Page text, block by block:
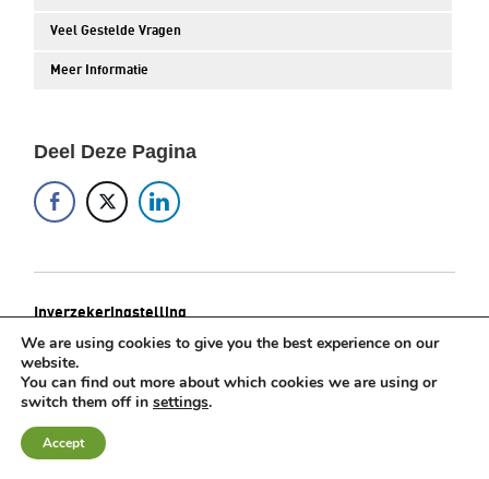
Veel Gestelde Vragen
Meer Informatie
Deel Deze Pagina
Inverzekeringstelling
Geplaatst op: 28 juli 2025
Op grond van artikel 89 Sv. hebt u alleen echt op schadevergoeding
wegens uw verblijf op het politiebureau vanaf het moment dat u in
verzekering bent gesteld.
Meld gratis en vrijblijvend uw zaak aan.
We are using cookies to give you the best experience on our
website.
You can find out more about which cookies we are using or
switch them off in settings.
Accept